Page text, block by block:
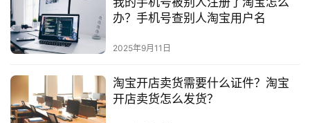
办？手机号查别人淘宝用户名
2025年9月11日
淘宝开店卖货需要什么证件？淘宝
开店卖货怎么发货？